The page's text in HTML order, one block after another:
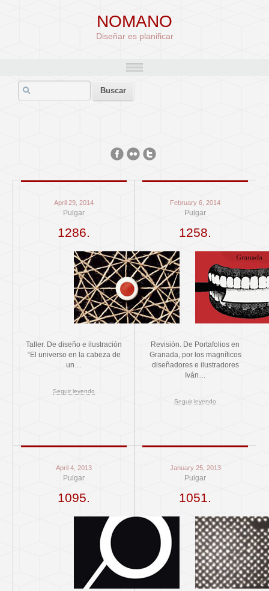
NOMANO
Diseñar es planificar
April 29, 2014
Pulgar
1286.
Taller. De diseño e ilustración
“El universo en la cabeza de
un…
Seguir leyendo
February 6, 2014
Pulgar
1258.
Revisión. De Portafolios en
Granada, por los magníficos
diseñadores e ilustradores
Iván…
Seguir leyendo
April 4, 2013
Pulgar
1095.
January 25, 2013
Pulgar
1051.